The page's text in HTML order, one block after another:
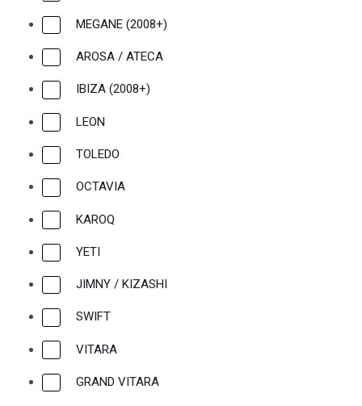
MEGANE (2008+)
AROSA / ATECA
IBIZA (2008+)
LEON
TOLEDO
OCTAVIA
KAROQ
YETI
JIMNY / KIZASHI
SWIFT
VITARA
GRAND VITARA